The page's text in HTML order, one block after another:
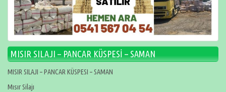
MISIR SILAJI – PANCAR KÜSPESİ – SAMAN
MISIR SILAJI – PANCAR KÜSPESI – SAMAN
Mısır Silajı